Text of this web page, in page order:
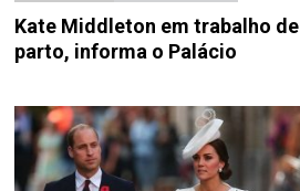
Kate Middleton em trabalho de
parto, informa o Palácio